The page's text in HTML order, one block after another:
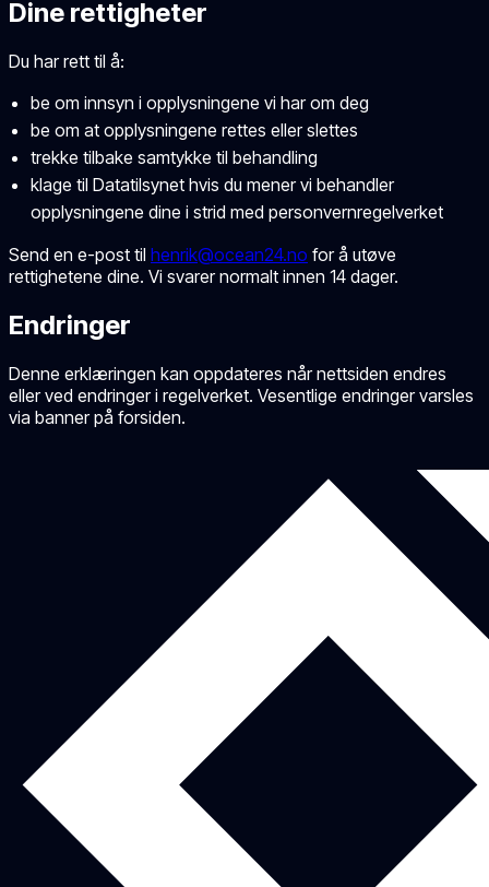
Dine rettigheter
Du har rett til å:
be om innsyn i opplysningene vi har om deg
be om at opplysningene rettes eller slettes
trekke tilbake samtykke til behandling
klage til Datatilsynet hvis du mener vi behandler
opplysningene dine i strid med personvernregelverket
Send en e-post til henrik@ocean24.no for å utøve
rettighetene dine. Vi svarer normalt innen 14 dager.
Endringer
Denne erklæringen kan oppdateres når nettsiden endres
eller ved endringer i regelverket. Vesentlige endringer varsles
via banner på forsiden.